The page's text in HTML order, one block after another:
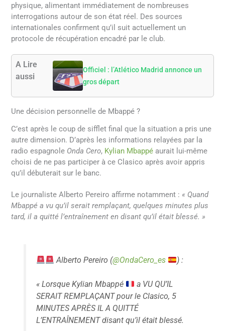
physique, alimentant immédiatement de nombreuses
interrogations autour de son état réel. Des sources
internationales confirment qu’il suit actuellement un
protocole de récupération encadré par le club.
A Lire
aussi
Officiel : l’Atlético Madrid annonce un
gros départ
Une décision personnelle de Mbappé ?
C’est après le coup de sifflet final que la situation a pris une
autre dimension. D’après les informations relayées par la
radio espagnole Onda Cero, Kylian Mbappé aurait lui-même
choisi de ne pas participer à ce Clasico après avoir appris
qu’il débuterait sur le banc.
Le journaliste Alberto Pereiro affirme notamment : « Quand
Mbappé a vu qu’il serait remplaçant, quelques minutes plus
tard, il a quitté l’entraînement en disant qu’il était blessé. »
Alberto Pereiro (@OndaCero_es ) :
« Lorsque Kylian Mbappé
a VU QU’IL
SERAIT REMPLAÇANT pour le Clasico, 5
MINUTES APRÈS IL A QUITTÉ
L’ENTRAÎNEMENT disant qu’il était blessé.